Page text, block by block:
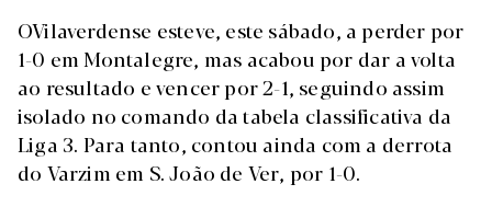
OVilaverdense esteve, este sábado, a perder por
1-0 em Montalegre, mas acabou por dar a volta
ao resultado e vencer por 2-1, seguindo assim
isolado no comando da tabela classificativa da
Liga 3. Para tanto, contou ainda com a derrota
do Varzim em S. João de Ver, por 1-0.